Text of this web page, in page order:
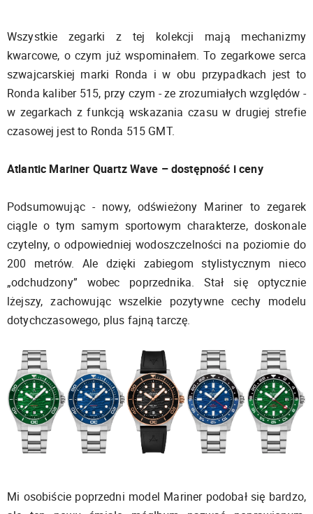
Wszystkie zegarki z tej kolekcji mają mechanizmy
kwarcowe, o czym już wspominałem. To zegarkowe serca
szwajcarskiej marki Ronda i w obu przypadkach jest to
Ronda kaliber 515, przy czym - ze zrozumiałych względów -
w zegarkach z funkcją wskazania czasu w drugiej strefie
czasowej jest to Ronda 515 GMT.
Atlantic Mariner Quartz Wave – dostępność i ceny
Podsumowując - nowy, odświeżony Mariner to zegarek
ciągle o tym samym sportowym charakterze, doskonale
czytelny, o odpowiedniej wodoszczelności na poziomie do
200 metrów. Ale dzięki zabiegom stylistycznym nieco
„odchudzony” wobec poprzednika. Stał się optycznie
lżejszy, zachowując wszelkie pozytywne cechy modelu
dotychczasowego, plus fajną tarczę.
Mi osobiście poprzedni model Mariner podobał się bardzo,